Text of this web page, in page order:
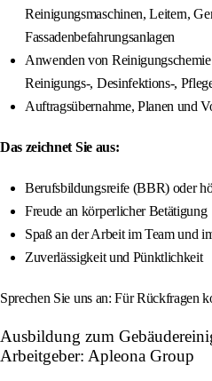
Reinigungsmaschinen, Leitern,
Fassadenbefahrungsanlagen
Anwenden von
Reinigungs-, Desinfektions-,
Auftragsübernahme, Planen und
Das zeichnet Sie aus:
Berufsbildungsreife (BBR) oder
Freude an körperlicher Betätigung
Spaß an der Arbeit im Team und
Zuverlässigkeit und Pünktlichkeit
Sprechen Sie uns an: Für Rückfragen
Ausbildung zum
Arbeitgeber: Apleona Group